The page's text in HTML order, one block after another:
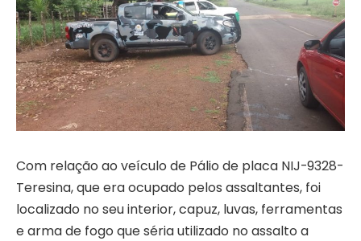
Com relação ao veículo de Pálio de placa NIJ-9328-
Teresina, que era ocupado pelos assaltantes, foi
localizado no seu interior, capuz, luvas, ferramentas
e arma de fogo que séria utilizado no assalto a